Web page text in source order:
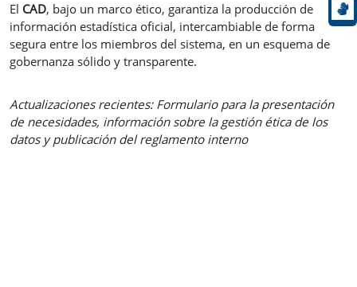
El CAD, bajo un marco ético, garantiza la producción de
información estadística oficial, intercambiable de forma
segura entre los miembros del sistema, en un esquema de
gobernanza sólido y transparente.
Actualizaciones recientes: Formulario para la presentación
de necesidades, información sobre la gestión ética de los
datos y publicación del reglamento interno